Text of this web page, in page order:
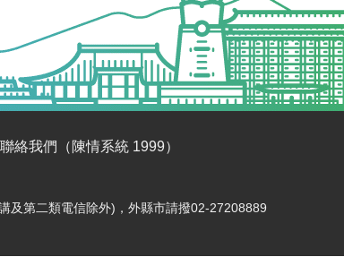
聯絡我們（陳情系統 1999）
及第二類電信除外)，外縣市請撥02-27208889